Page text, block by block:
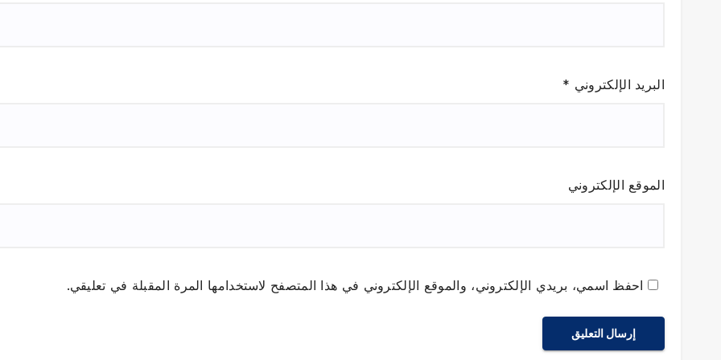
البريد الإلكتروني *
الموقع الإلكتروني
احفظ اسمي، بريدي الإلكتروني، والموقع الإلكتروني في هذا المتصفح لاستخدامها المرة المقبلة في تعليقي.